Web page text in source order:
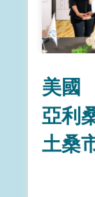
美國
亞利
土桑